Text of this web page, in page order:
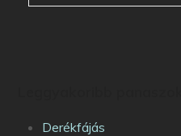
Derékfájás